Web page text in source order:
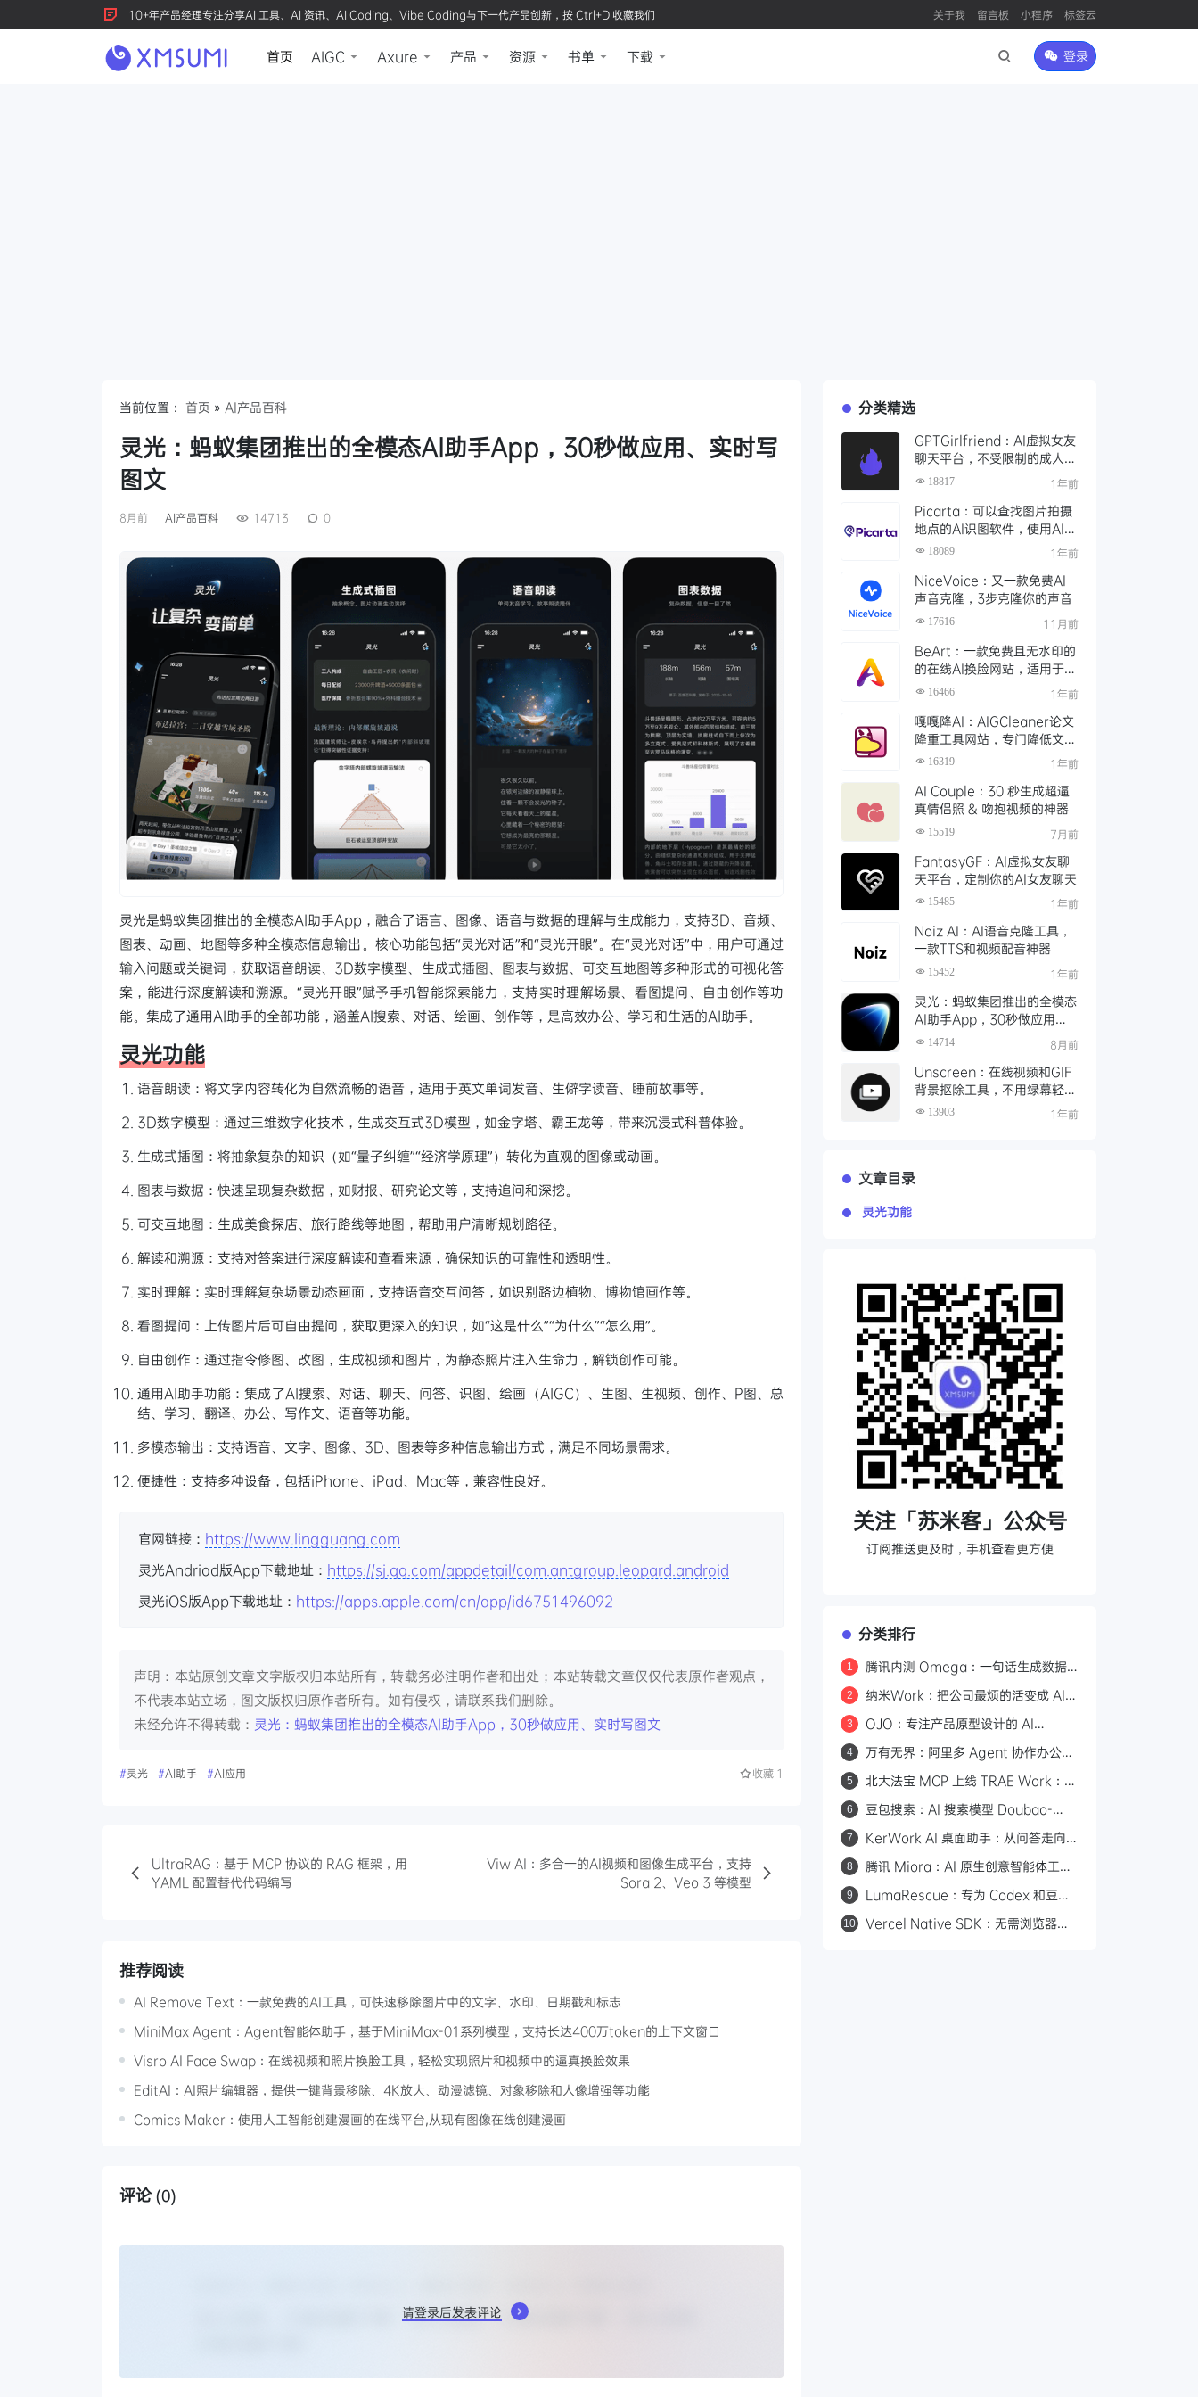
10+年产品经理专注分享AI 工具、AI 资讯、AI Coding、Vibe Coding与下一代产品创新，按 Ctrl+D 收藏我们 关于我 留言板 小程序 标签云
首页 AIGC Axure 产品 资源 书单 下载 登录
当前位置： 首页 » AI产品百科
灵光：蚂蚁集团推出的全模态AI助手App，30秒做应用、实时写
图文
8月前 AI产品百科 14713 0
灵光是蚂蚁集团推出的全模态AI助手App，融合了语言、图像、语音与数据的理解与生成能力，支持3D、音频、
图表、动画、地图等多种全模态信息输出。核心功能包括“灵光对话”和“灵光开眼”。在“灵光对话”中，用户可通过
输入问题或关键词，获取语音朗读、3D数字模型、生成式插图、图表与数据、可交互地图等多种形式的可视化答
案，能进行深度解读和溯源。“灵光开眼”赋予手机智能探索能力，支持实时理解场景、看图提问、自由创作等功
能。集成了通用AI助手的全部功能，涵盖AI搜索、对话、绘画、创作等，是高效办公、学习和生活的AI助手。
灵光功能
语音朗读：将文字内容转化为自然流畅的语音，适用于英文单词发音、生僻字读音、睡前故事等。
3D数字模型：通过三维数字化技术，生成交互式3D模型，如金字塔、霸王龙等，带来沉浸式科普体验。
生成式插图：将抽象复杂的知识（如“量子纠缠”“经济学原理”）转化为直观的图像或动画。
图表与数据：快速呈现复杂数据，如财报、研究论文等，支持追问和深挖。
可交互地图：生成美食探店、旅行路线等地图，帮助用户清晰规划路径。
解读和溯源：支持对答案进行深度解读和查看来源，确保知识的可靠性和透明性。
实时理解：实时理解复杂场景动态画面，支持语音交互问答，如识别路边植物、博物馆画作等。
看图提问：上传图片后可自由提问，获取更深入的知识，如“这是什么”“为什么”“怎么用”。
自由创作：通过指令修图、改图，生成视频和图片，为静态照片注入生命力，解锁创作可能。
通用AI助手功能：集成了AI搜索、对话、聊天、问答、识图、绘画（AIGC）、生图、生视频、创作、P图、总
结、学习、翻译、办公、写作文、语音等功能。
多模态输出：支持语音、文字、图像、3D、图表等多种信息输出方式，满足不同场景需求。
便捷性：支持多种设备，包括iPhone、iPad、Mac等，兼容性良好。
官网链接： https://www.lingguang.com
灵光Andriod版App下载地址： https://sj.qq.com/appdetail/com.antgroup.leopard.android
灵光iOS版App下载地址： https://apps.apple.com/cn/app/id6751496092
声明：本站原创文章文字版权归本站所有，转载务必注明作者和出处；本站转载文章仅仅代表原作者观点，
不代表本站立场，图文版权归原作者所有。如有侵权，请联系我们删除。
未经允许不得转载： 灵光：蚂蚁集团推出的全模态AI助手App，30秒做应用、实时写图文
#灵光 #AI助手 #AI应用 收藏 1
UltraRAG：基于 MCP 协议的 RAG 框架，用
YAML 配置替代代码编写
Viw AI：多合一的AI视频和图像生成平台，支持
Sora 2、Veo 3 等模型
推荐阅读
AI Remove Text：一款免费的AI工具，可快速移除图片中的文字、水印、日期戳和标志
MiniMax Agent：Agent智能体助手，基于MiniMax-01系列模型，支持长达400万token的上下文窗口
Visro AI Face Swap：在线视频和照片换脸工具，轻松实现照片和视频中的逼真换脸效果
EditAI：AI照片编辑器，提供一键背景移除、4K放大、动漫滤镜、对象移除和人像增强等功能
Comics Maker：使用人工智能创建漫画的在线平台,从现有图像在线创建漫画
评论 (0)
请登录后发表评论
分类精选
GPTGirlfriend：AI虚拟女友
聊天平台，不受限制的成人角
色扮演，AI女友进行成熟的对
18817 1年前
Picarta：可以查找图片拍摄
地点的AI识图软件，使用AI搜
索照片拍摄的精确位置
18089 1年前
NiceVoice：又一款免费AI
声音克隆，3步克隆你的声音
17616 11月前
BeArt：一款免费且无水印的
的在线AI换脸网站，适用于照
片、视频和GIF中实现精准换
16466 1年前
嘎嘎降AI：AIGCleaner论文
降重工具网站，专门降低文章
AI率、查重率的工具
16319 1年前
AI Couple：30 秒生成超逼
真情侣照 & 吻抱视频的神器
15519 7月前
FantasyGF：AI虚拟女友聊
天平台，定制你的AI女友聊天
15485 1年前
Noiz AI：AI语音克隆工具，
一款TTS和视频配音神器
15452 1年前
灵光：蚂蚁集团推出的全模态
AI助手App，30秒做应用、
实时写图文
14714 8月前
Unscreen：在线视频和GIF
背景抠除工具，不用绿幕轻松
完成视频抠像
13903 1年前
文章目录
灵光功能
关注「苏米客」公众号
订阅推送更及时，手机查看更方便
分类排行
1
腾讯内测 Omega：一句话生成数据
2
纳米Work：把公司最烦的活变成 AI
3
OJO：专注产品原型设计的 AI
4
万有无界：阿里多 Agent 协作办公平
5
北大法宝 MCP 上线 TRAE Work：
有权威依据
6
豆包搜索：AI 搜索模型 Doubao-
7
KerWork AI 桌面助手：从问答走向
8
腾讯 Miora：AI 原生创意智能体工作
视频/3D/UI
9
LumaRescue：专为 Codex 和豆包
10
Vercel Native SDK：无需浏览器的